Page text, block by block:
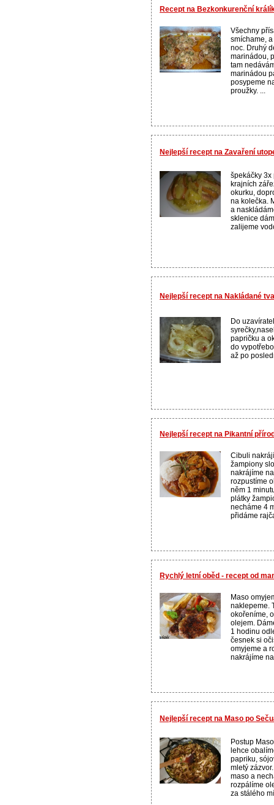
Recept na Bezkonkurenční
Všechny
smíchame,
noc. Druhý
marinádou,
tam
marinádou
posypeme
proužky. ...
Nejlepší recept na Zavaření
špekáčky
krajních
okurku,
na kolečka.
a
sklenice
zalijeme
Nejlepší recept na Nakládané
Do
papričku a
do
až po
Nejlepší recept na Pikantní
Cibuli
žampiony
nakrájíme
rozpustíme
něm 1
plátky
necháme 4
přidáme
Rychlý letní oběd - recept od
Maso
naklepeme.
okořeníme,
olejem.
1 hodinu
česnek si
omyjeme a
nakrájíme
Nejlepší recept na Maso po
Postup
lehce
papriku,
mletý
maso a
rozpálíme
za stálého